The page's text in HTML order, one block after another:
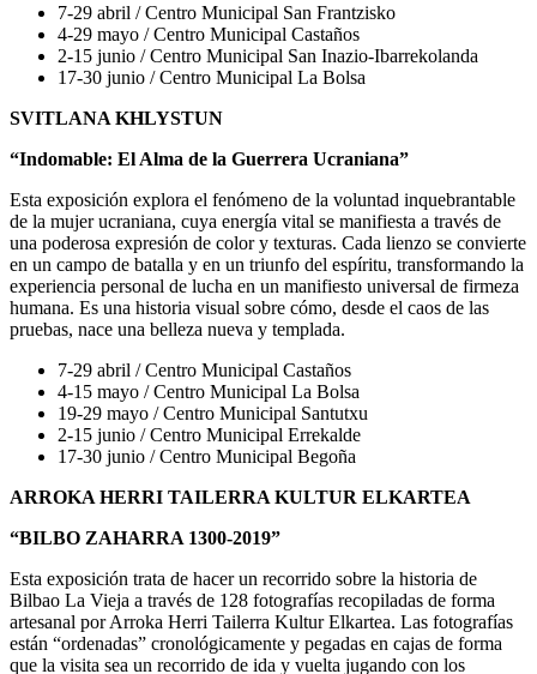
7-29 abril / Centro Municipal San Frantzisko
4-29 mayo / Centro Municipal Castaños
2-15 junio / Centro Municipal San Inazio-Ibarrekolanda
17-30 junio / Centro Municipal La Bolsa
SVITLANA KHLYSTUN
“Indomable: El Alma de la Guerrera Ucraniana”
Esta exposición explora el fenómeno de la voluntad inquebrantable
de la mujer ucraniana, cuya energía vital se manifiesta a través de
una poderosa expresión de color y texturas. Cada lienzo se convierte
en un campo de batalla y en un triunfo del espíritu, transformando la
experiencia personal de lucha en un manifiesto universal de firmeza
humana. Es una historia visual sobre cómo, desde el caos de las
pruebas, nace una belleza nueva y templada.
7-29 abril / Centro Municipal Castaños
4-15 mayo / Centro Municipal La Bolsa
19-29 mayo / Centro Municipal Santutxu
2-15 junio / Centro Municipal Errekalde
17-30 junio / Centro Municipal Begoña
ARROKA HERRI TAILERRA KULTUR ELKARTEA
“BILBO ZAHARRA 1300-2019”
Esta exposición trata de hacer un recorrido sobre la historia de
Bilbao La Vieja a través de 128 fotografías recopiladas de forma
artesanal por Arroka Herri Tailerra Kultur Elkartea. Las fotografías
están “ordenadas” cronológicamente y pegadas en cajas de forma
que la visita sea un recorrido de ida y vuelta jugando con los